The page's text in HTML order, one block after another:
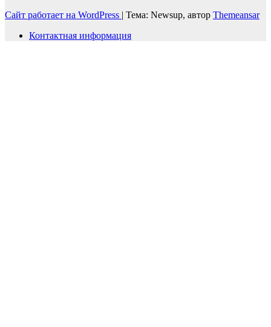
Сайт работает на WordPress | Тема: Newsup, автор Themeansar
Контактная информация